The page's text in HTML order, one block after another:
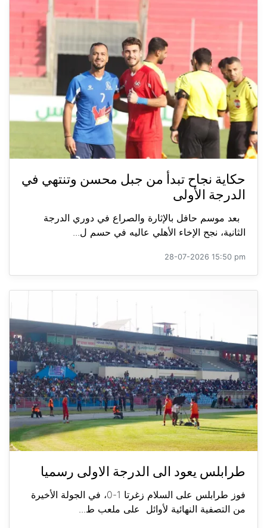
حكاية نجاح تبدأ من جبل محسن وتنتهي في
الدرجة الأولى
بعد موسم حافل بالإثارة والصراع في دوري الدرجة
الثانية، نجح الإخاء الأهلي عاليه في حسم ل...
28-07-2026 15:50 pm
طرابلس يعود الى الدرجة الاولى رسميا
فوز طرابلس على السلام زغرتا 1-0، في الجولة الأخيرة
من التصفية النهائية لأوائل على ملعب ط...